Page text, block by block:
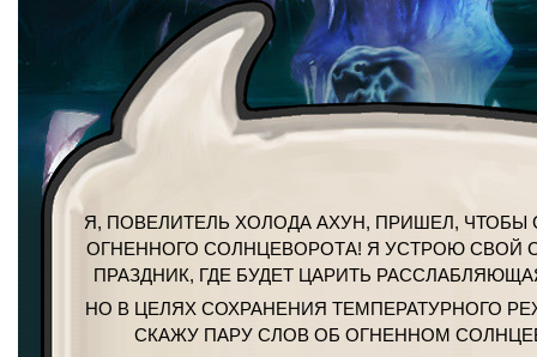
Я, ПОВЕЛИТЕЛЬ ХОЛОДА АХУН, ПРИШЕЛ, ЧТОБЫ
ОГНЕННОГО СОЛНЦЕВОРОТА! Я УСТРОЮ СВОЙ
ПРАЗДНИК, ГДЕ БУДЕТ ЦАРИТЬ
НО В ЦЕЛЯХ СОХРАНЕНИЯ ТЕМПЕРАТУРНОГО
СКАЖУ ПАРУ СЛОВ ОБ ОГНЕННОМ